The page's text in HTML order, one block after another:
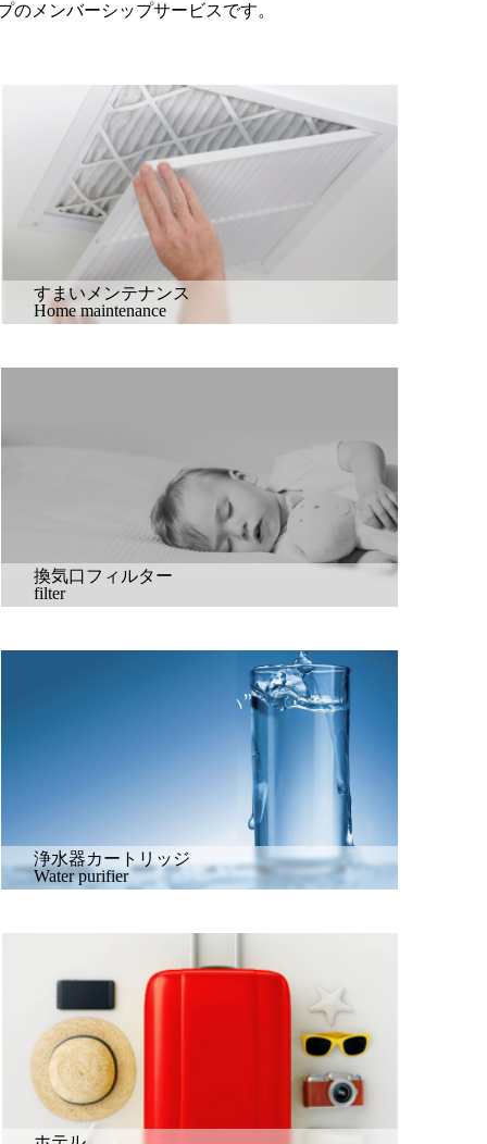
のメンバーシップサービスです。
すまいメンテナンス
Home maintenance
換気口フィルター
filter
浄水器カートリッジ
Water purifier